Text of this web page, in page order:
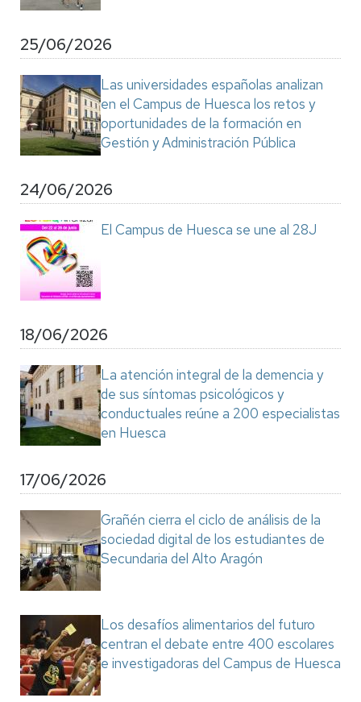
25/06/2026
Las universidades españolas analizan
en el Campus de Huesca los retos y
oportunidades de la formación en
Gestión y Administración Pública
24/06/2026
El Campus de Huesca se une al 28J
18/06/2026
La atención integral de la demencia y
de sus síntomas psicológicos y
conductuales reúne a 200 especialistas
en Huesca
17/06/2026
Grañén cierra el ciclo de análisis de la
sociedad digital de los estudiantes de
Secundaria del Alto Aragón
Los desafíos alimentarios del futuro
centran el debate entre 400 escolares
e investigadoras del Campus de Huesca